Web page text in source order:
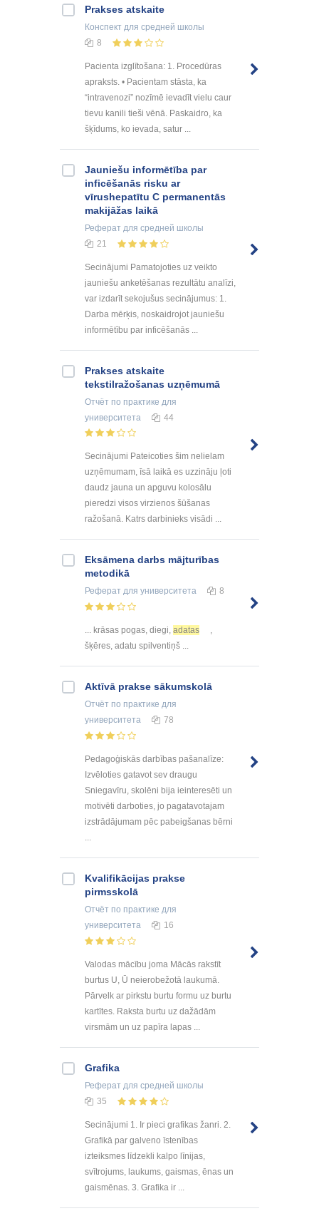
Prakses atskaite
Конспект для средней школы
8
Pacienta izglītošana: 1. Procedūras
apraksts. • Pacientam stāsta, ka
“intravenozi” nozīmē ievadīt vielu caur
tievu kanili tieši vēnā. Paskaidro, ka
šķīdums, ko ievada, satur ...
Jauniešu informētība par
inficēšanās risku ar
vīrushepatītu C permanentās
makijāžas laikā
Реферат для средней школы
21
Secinājumi Pamatojoties uz veikto
jauniešu anketēšanas rezultātu analīzi,
var izdarīt sekojušus secinājumus: 1.
Darba mērķis, noskaidrojot jauniešu
informētību par inficēšanās ...
Prakses atskaite
tekstilražošanas uzņēmumā
Отчёт по практике для
университета
44
Secinājumi Pateicoties šim nelielam
uzņēmumam, īsā laikā es uzzināju ļoti
daudz jauna un apguvu kolosālu
pieredzi visos virzienos šūšanas
ražošanā. Katrs darbinieks visādi ...
Eksāmena darbs mājturības
metodikā
Реферат для университета 8
... krāsas pogas, diegi, adatas
,
šķēres, adatu spilventiņš ...
Aktīvā prakse sākumskolā
Отчёт по практике для
университета
78
Pedagoģiskās darbības pašanalīze:
Izvēloties gatavot sev draugu
Sniegavīru, skolēni bija ieinteresēti un
motivēti darboties, jo pagatavotajam
izstrādājumam pēc pabeigšanas bērni
...
Kvalifikācijas prakse
pirmsskolā
Отчёт по практике для
университета
16
Valodas mācību joma Mācās rakstīt
burtus U, Ū neierobežotā laukumā.
Pārvelk ar pirkstu burtu formu uz burtu
kartītes. Raksta burtu uz dažādām
virsmām un uz papīra lapas ...
Grafika
Реферат для средней школы
35
Secinājumi 1. Ir pieci grafikas žanri. 2.
Grafikā par galveno īstenības
izteiksmes līdzekli kalpo līnijas,
svītrojums, laukums, gaismas, ēnas un
gaismēnas. 3. Grafika ir ...